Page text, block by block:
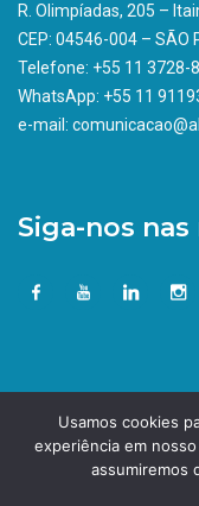
R. Olimpíadas, 205 –
CEP: 04546-004 – SÃO
Telefone: +55 11 3728-
WhatsApp: +55 11
e-mail:
Siga-nos
Usamos cookies
experiência em
assumiremos